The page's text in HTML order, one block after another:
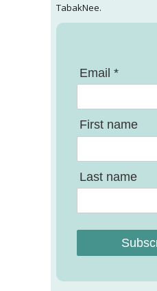
TabakNee.
Email *
First name
Last name